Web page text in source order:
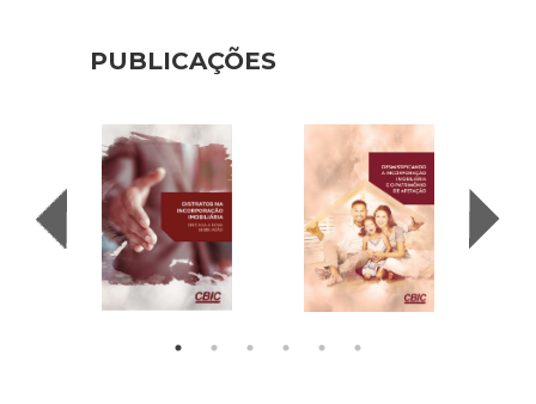
PUBLICAÇÕES